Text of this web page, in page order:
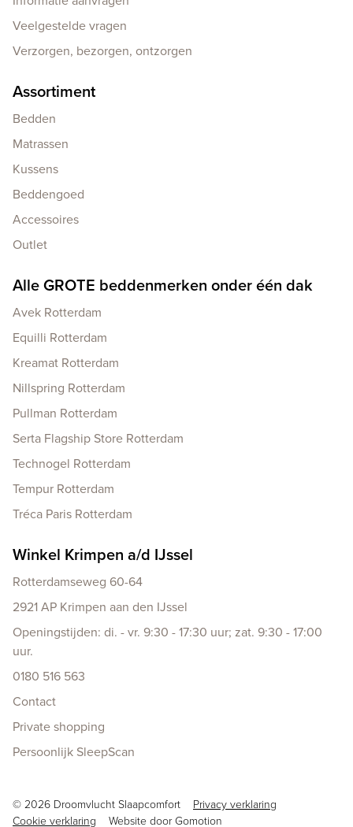
Veelgestelde vragen
Verzorgen, bezorgen, ontzorgen
Assortiment
Bedden
Matrassen
Kussens
Beddengoed
Accessoires
Outlet
Alle GROTE beddenmerken onder één dak
Avek Rotterdam
Equilli Rotterdam
Kreamat Rotterdam
Nillspring Rotterdam
Pullman Rotterdam
Serta Flagship Store Rotterdam
Technogel Rotterdam
Tempur Rotterdam
Tréca Paris Rotterdam
Winkel Krimpen a/d IJssel
Rotterdamseweg 60-64
2921 AP Krimpen aan den IJssel
Openingstijden: di. - vr. 9:30 - 17:30 uur; zat. 9:30 - 17:00
uur.
0180 516 563
Contact
Private shopping
Persoonlijk SleepScan
Copyright navigation
© 2026 Droomvlucht Slaapcomfort
Privacy verklaring
Cookie verklaring
Website doorGomotion